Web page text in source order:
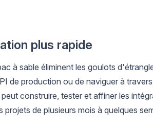
plus rapide
à sable éliminent les goulots
de production ou de naviguer à
construire, tester et affiner les
projets de plusieurs mois à quelques